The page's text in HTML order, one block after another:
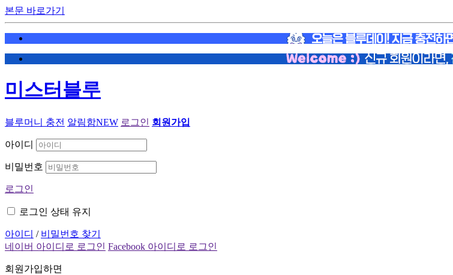
본문 바로가기
미스터블루
블루머니 충전 알림함NEW 로그인 회원가입
아이디
비밀번호
로그인
로그인 상태 유지
아이디 / 비밀번호 찾기
네이버 아이디로 로그인 Facebook 아이디로 로그인
회원가입하면